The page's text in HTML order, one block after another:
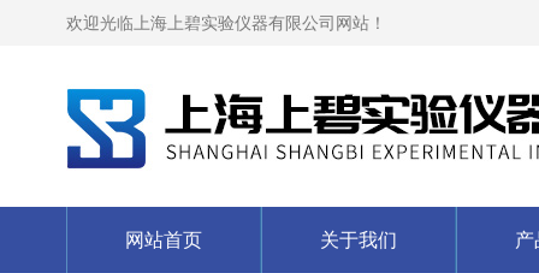
欢迎光临上海上碧实验仪器有限公司网站！
网站首页 关于我们 产